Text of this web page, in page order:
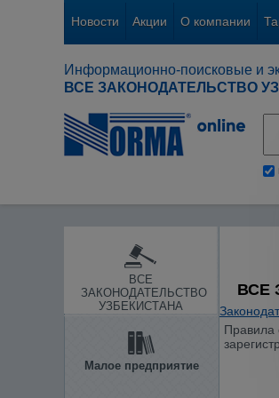
Новости Акции О компании
Информационно-поисковые и
ВСЕ ЗАКОНОДАТЕЛЬСТВО
ВСЕ
ЗАКОНОДАТЕЛЬСТВО
УЗБЕКИСТАНА
Малое предприятие
ВСЕ
Правила